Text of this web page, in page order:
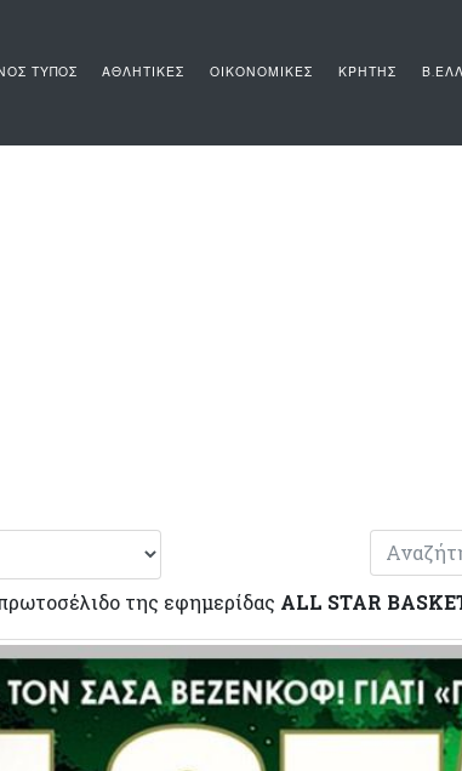
ΤΥΠΟΣ ΑΘΛΗΤΙΚΕΣ ΟΙΚΟΝΟΜΙΚΕΣ ΚΡΗΤΗΣ
της εφημερίδας ALL STAR